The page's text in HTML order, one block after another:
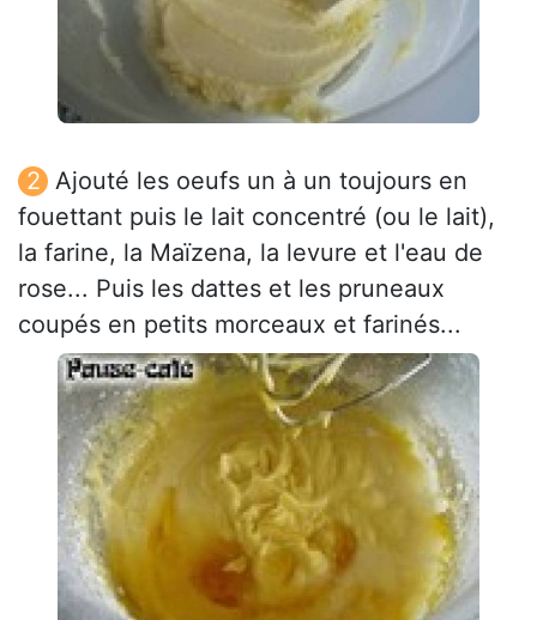
Ajouté les oeufs un à un toujours en
fouettant puis le lait concentré (ou le lait),
la farine, la Maïzena, la levure et l'eau de
rose... Puis les dattes et les pruneaux
coupés en petits morceaux et farinés...